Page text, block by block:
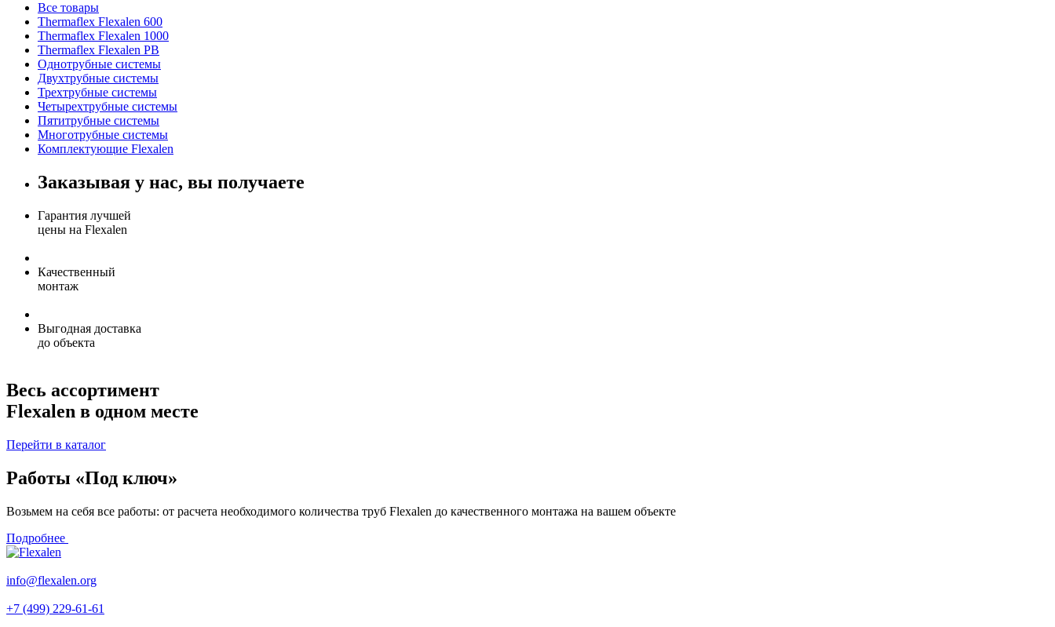
Все товары
Thermaflex Flexalen 600
Thermaflex Flexalen 1000
Thermaflex Flexalen PB
Однотрубные системы
Двухтрубные системы
Трехтрубные системы
Четырехтрубные системы
Пятитрубные системы
Многотрубные системы
Комплектующие Flexalen
Заказывая у нас, вы получаете
Гарантия лучшей
цены на Flexalen
Качественный
монтаж
Выгодная доставка
до объекта
Весь ассортимент
Flexalen в одном месте
Перейти в каталог
Работы «Под ключ»
Возьмем на себя все работы: от расчета необходимого количества труб Flexalen до качественного монтажа на вашем объекте
Подробнее
info@flexalen.org
+7 (499) 229-61-61